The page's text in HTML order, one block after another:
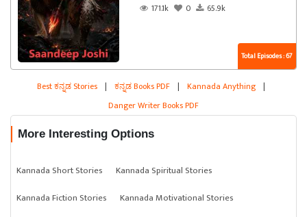
171.1k
0 65.9k
Total Episodes : 67
Best ಕನ್ನಡ Stories | ಕನ್ನಡ Books PDF | Kannada Anything |
Danger Writer Books PDF
More Interesting Options
Kannada Short Stories
Kannada Spiritual Stories
Kannada Fiction Stories
Kannada Motivational Stories